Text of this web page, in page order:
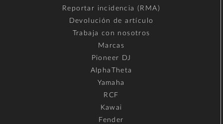
Reportar incidencia (RMA)
Devolución de artículo
Trabaja con nosotros
Marcas
Pioneer DJ
AlphaTheta
Yamaha
RCF
Kawai
Fender